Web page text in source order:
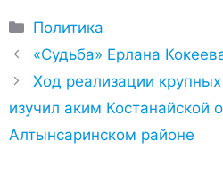
Рубрики
Политика
«Судьба» Ерлана
Ход реализации
изучил аким Костанайской
Алтынсаринском районе